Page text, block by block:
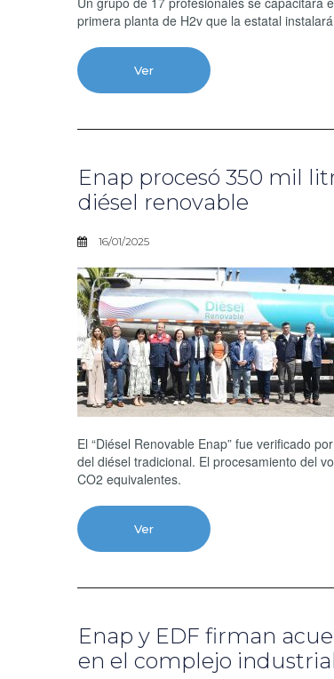
primera planta de H2v que la estatal
Ver
Enap procesó 350 mil
diésel renovable
16/01/2025
El “Diésel Renovable Enap” fue verificado
del diésel tradicional. El procesamiento del
CO2 equivalentes.
Ver
Enap y EDF firman
en el complejo